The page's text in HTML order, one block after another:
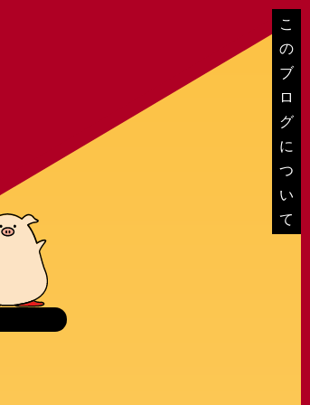
こ
の
ブ
ロ
グ
に
つ
い
て